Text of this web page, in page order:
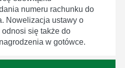
numeru rachunku do
Nowelizacja ustawy o
się także do
w gotówce.